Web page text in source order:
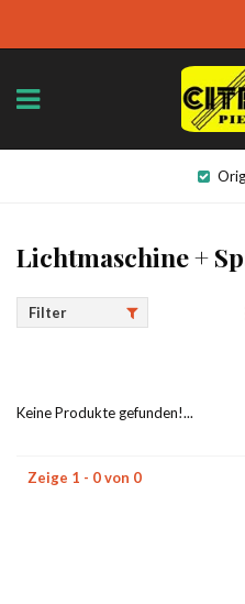
Lichtmaschine +
Filter
Keine Produkte gefunden!...
Zeige 1 - 0 von 0